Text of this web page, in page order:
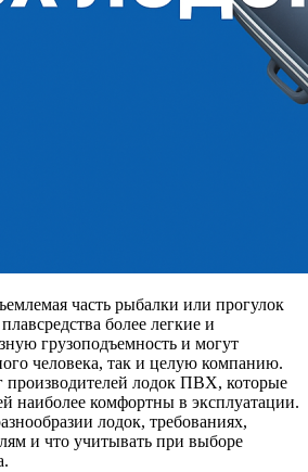
часть рыбалки или прогулок
более легкие и
грузоподъемность и могут
человека, так и целую компанию.
производителей лодок ПВХ, которые
наиболее комфортны в эксплуатации.
лодок, требованиях,
и что учитывать при выборе